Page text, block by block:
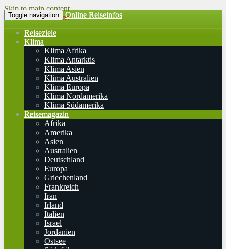
Skip to main content
Toggle navigation Online Reiseinfos
Reiseziele
Klima
Klima Afrika
Klima Antarktis
Klima Asien
Klima Australien
Klima Europa
Klima Nordamerika
Klima Südamerika
Reisemagazin
Afrika
Amerika
Asien
Australien
Deutschland
Europa
Griechenland
Frankreich
Iran
Irland
Italien
Israel
Jordanien
Ostsee